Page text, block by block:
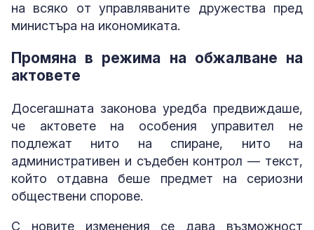
на всяко от управляваните дружества пред
министъра на икономиката.
Промяна в режима на обжалване на
актовете
Досегашната законова уредба предвиждаше,
че актовете на особения управител не
подлежат нито на спиране, нито на
административен и съдебен контрол — текст,
който отдавна беше предмет на сериозни
обществени спорове.
С новите изменения се дава възможност